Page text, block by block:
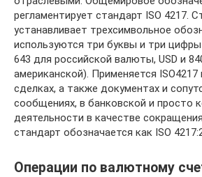
регламентирует стандарт ISO 4217.
устанавливает трехсимвольное
используются три буквы и три цифры
643 для российской валюты, USD и
американской). Применяется
сделках, а также документах и
сообщениях, в банковской и просто
деятельности в качестве
стандарт обозначается как ISO
Операции по валютному